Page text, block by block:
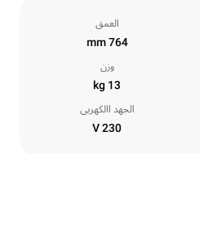
العمق
764 mm
وزن
13 kg
الجهد االكهربى
230 V